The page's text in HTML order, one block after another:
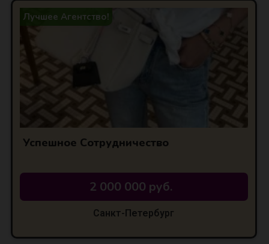
Лучшее Агентство!
Успешное Сотрудничество
2 000 000 руб.
Санкт-Петербург